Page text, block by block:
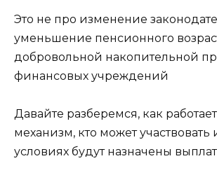
Это не про изменение
уменьшение пенсионного
добровольной накопительной
финансовых учреждений
Давайте разберемся, как работает
механизм, кто может участвовать
условиях будут назначены